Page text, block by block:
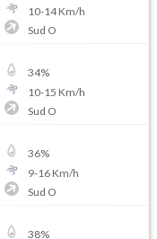
10-14Km/h
Sud O
34%
10-15 Km/h
Sud O
36%
9-16Km/h
Sud O
38%